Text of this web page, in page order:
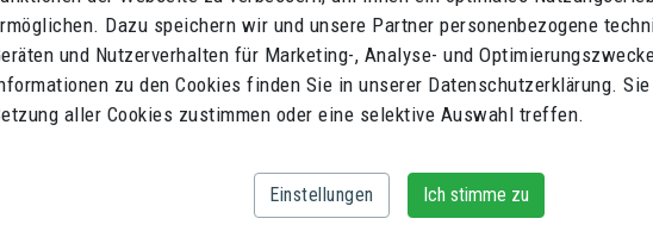
Dazu speichern wir und unsere Partner personenbezogene
und Nutzerverhalten für Marketing-, Analyse- und
zu den Cookies finden Sie in unserer Datenschutzerklärung.
aller Cookies zustimmen oder eine selektive Auswahl treffen.
Einstellungen Ich stimme zu